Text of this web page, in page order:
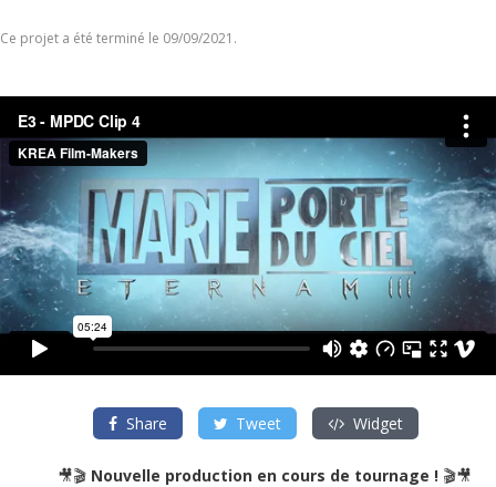
Ce projet a été terminé le 09/09/2021.
Share Tweet Widget
🎥🎬 Nouvelle production en cours de tournage ! 🎬🎥